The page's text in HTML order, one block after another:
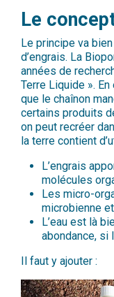
Le
Le principe va
d’engrais. La
années de
Terre Liquide ».
que le chaînon
certains produits
on peut recréer
la terre contient
L’engrais
molécules
Les micro-
microbienne
L’eau est là
abondance, si
Il faut y ajouter :